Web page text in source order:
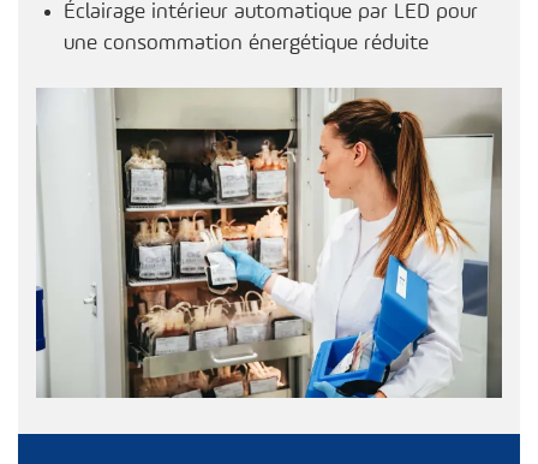
Éclairage intérieur automatique par LED pour
une consommation énergétique réduite